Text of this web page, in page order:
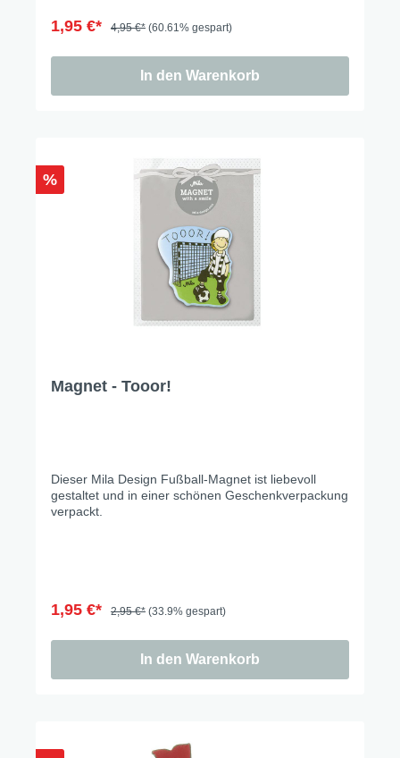
1,95 €* 4,95 €* (60.61% gespart)
In den Warenkorb
%
Magnet - Tooor!
Dieser Mila Design Fußball-Magnet ist liebevoll
gestaltet und in einer schönen Geschenkverpackung
verpackt.
1,95 €* 2,95 €* (33.9% gespart)
In den Warenkorb